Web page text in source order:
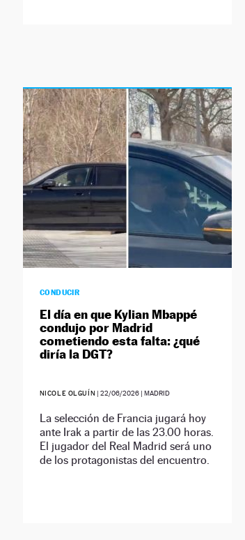
CONDUCIR
El día en que Kylian Mbappé
condujo por Madrid
cometiendo esta falta: ¿qué
diría la DGT?
NICOLE OLGUÍN |22/06/2026 | MADRID
La selección de Francia jugará hoy
ante Irak a partir de las 23.00 horas.
El jugador del Real Madrid será uno
de los protagonistas del encuentro.